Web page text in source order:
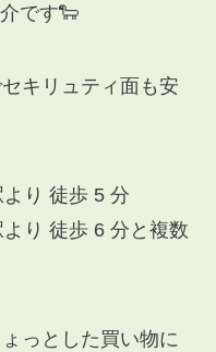
です🐑
キリュティ面も安
り 徒歩 5 分
り 徒歩 6 分と複数
っとした買い物に